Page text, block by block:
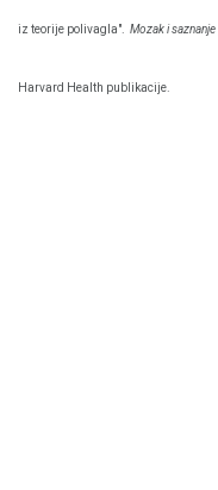
iz teorije polivagla". Mozak i saznanje
Harvard Health publikacije.